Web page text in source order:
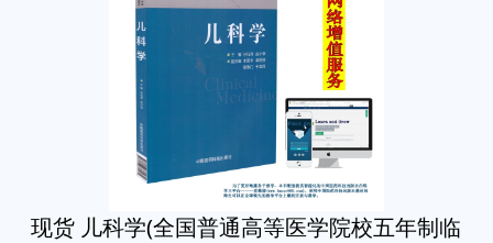
现货 儿科学(全国普通高等医学院校五年制临